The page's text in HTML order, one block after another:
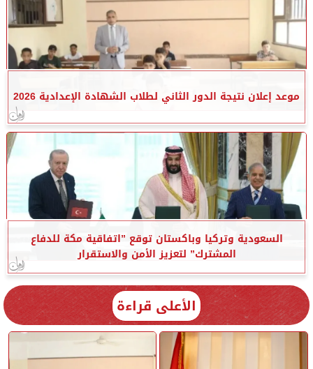
موعد إعلان نتيجة الدور الثاني لطلاب الشهادة الإعدادية 2026
السعودية وتركيا وباكستان توقع ”اتفاقية مكة للدفاع
المشترك” لتعزيز الأمن والاستقرار
الأعلى قراءة